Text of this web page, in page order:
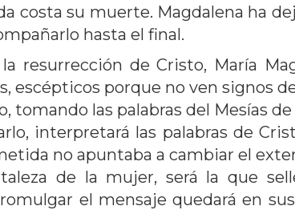
costa su muerte. Magdalena ha
hasta el final.
resurrección de Cristo, María
escépticos porque no ven signos
tomando las palabras del Mesías
interpretará las palabras de
no apuntaba a cambiar el
de la mujer, será la que
el mensaje quedará en